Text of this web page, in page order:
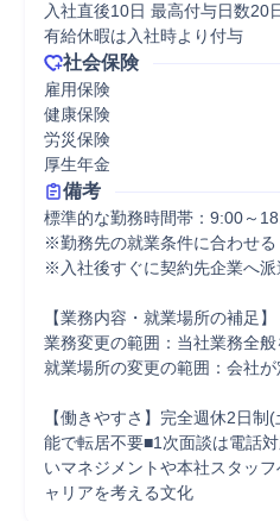
入社直後10日 最高付与日数20
有給休暇は入社時より付与
社会保険
雇用保険
健康保険
労災保険
厚生年金
備考
標準的な勤務時間帯：9:00～
※勤務先の就業条件に合わせる
※入社後すぐに契約先企業へ
【業務内容・就業場所の補足】
業務変更の範囲：当社業務全般
就業場所の変更の範囲：会社
【働きやすさ】完全週休2日
能で転居不要■1次面談は電話
いマネジメントや本社スタッ
ャリアを考える文化